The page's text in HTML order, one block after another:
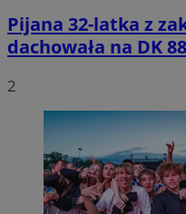
Pijana 32-latka z
dachowała na DK
2